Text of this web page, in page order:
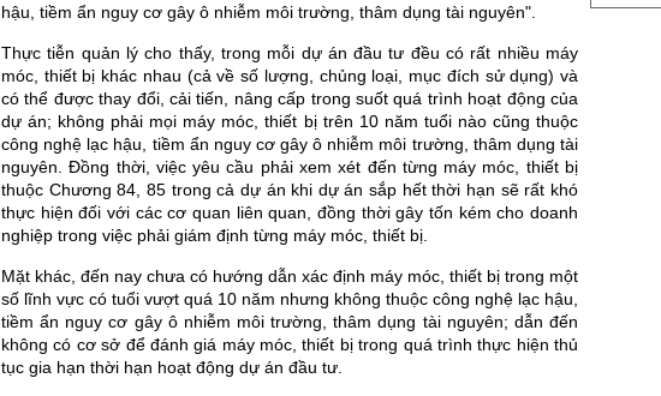
hậu, tiềm ẩn nguy cơ gây ô nhiễm môi trường, thâm dụng tài nguyên".
Thực tiễn quản lý cho thấy, trong mỗi dự án đầu tư đều có rất nhiều máy
móc, thiết bị khác nhau (cả về số lượng, chủng loại, mục đích sử dụng) và
có thể được thay đổi, cải tiến, nâng cấp trong suốt quá trình hoạt động của
dự án; không phải mọi máy móc, thiết bị trên 10 năm tuổi nào cũng thuộc
công nghệ lạc hậu, tiềm ẩn nguy cơ gây ô nhiễm môi trường, thâm dụng tài
nguyên. Đồng thời, việc yêu cầu phải xem xét đến từng máy móc, thiết bị
thuộc Chương 84, 85 trong cả dự án khi dự án sắp hết thời hạn sẽ rất khó
thực hiện đối với các cơ quan liên quan, đồng thời gây tốn kém cho doanh
nghiệp trong việc phải giám định từng máy móc, thiết bị.
Mặt khác, đến nay chưa có hướng dẫn xác định máy móc, thiết bị trong một
số lĩnh vực có tuổi vượt quá 10 năm nhưng không thuộc công nghệ lạc hậu,
tiềm ẩn nguy cơ gây ô nhiễm môi trường, thâm dụng tài nguyên; dẫn đến
không có cơ sở để đánh giá máy móc, thiết bị trong quá trình thực hiện thủ
tục gia hạn thời hạn hoạt động dự án đầu tư.